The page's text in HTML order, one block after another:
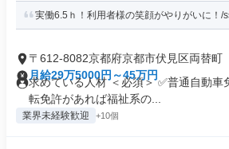
実働6.5ｈ！利用者様の笑顔がやりがいに！/
〒612-8082京都府京都市伏見区両替町
月給29万5000円～45万円
求めている人材 ＜必須＞ ✅普通自動車
転免許があれば福祉系の...
業界未経験歓迎 +10個